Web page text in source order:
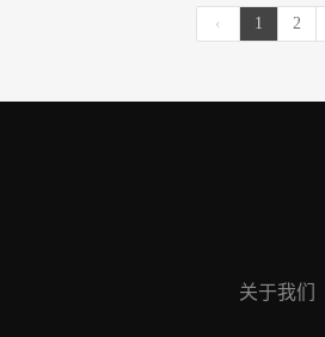
‹ 1 2
关于我们